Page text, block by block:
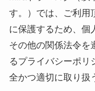
す。）では、ご利用
に保護するため、個
その他の関係法令を
るプライバシーポリ
全かつ適切に取り扱